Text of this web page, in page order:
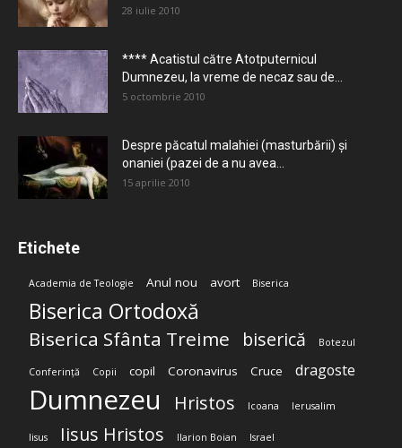
28 iulie 2010
**** Acatistul către Atotputernicul
Dumnezeu, la vreme de necaz sau de...
5 octombrie 2010
Despre păcatul malahiei (masturbării) şi
onaniei (pazei de a nu avea...
15 aprilie 2010
Etichete
Academia de Teologie Anul nou avort Biserica
Biserica Ortodoxă
Biserica Sfânta Treime biserică Botezul
Conferință Copii copil Coronavirus Cruce dragoste
Dumnezeu Hristos Icoana Ierusalim
Iisus Iisus Hristos Ilarion Boian Israel